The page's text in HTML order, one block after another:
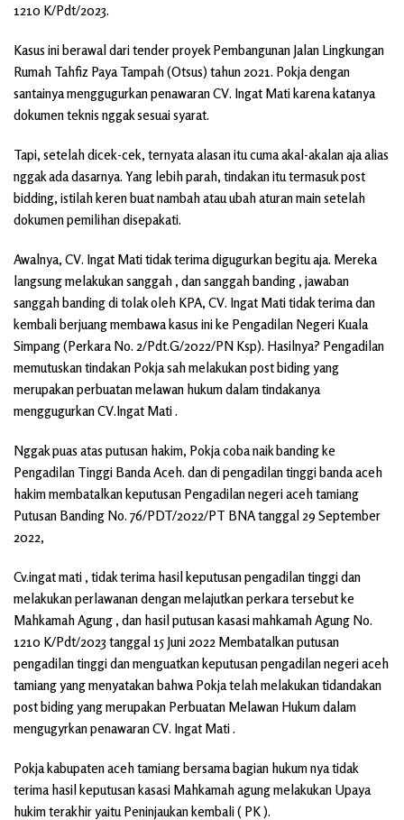
1210 K/Pdt/2023.
Kasus ini berawal dari tender proyek Pembangunan Jalan Lingkungan
Rumah Tahfiz Paya Tampah (Otsus) tahun 2021. Pokja dengan
santainya menggugurkan penawaran CV. Ingat Mati karena katanya
dokumen teknis nggak sesuai syarat.
Tapi, setelah dicek-cek, ternyata alasan itu cuma akal-akalan aja alias
nggak ada dasarnya. Yang lebih parah, tindakan itu termasuk post
bidding, istilah keren buat nambah atau ubah aturan main setelah
dokumen pemilihan disepakati.
Awalnya, CV. Ingat Mati tidak terima digugurkan begitu aja. Mereka
langsung melakukan sanggah , dan sanggah banding , jawaban
sanggah banding di tolak oleh KPA, CV. Ingat Mati tidak terima dan
kembali berjuang membawa kasus ini ke Pengadilan Negeri Kuala
Simpang (Perkara No. 2/Pdt.G/2022/PN Ksp). Hasilnya? Pengadilan
memutuskan tindakan Pokja sah melakukan post biding yang
merupakan perbuatan melawan hukum dalam tindakanya
menggugurkan CV.Ingat Mati .
Nggak puas atas putusan hakim, Pokja coba naik banding ke
Pengadilan Tinggi Banda Aceh. dan di pengadilan tinggi banda aceh
hakim membatalkan keputusan Pengadilan negeri aceh tamiang
Putusan Banding No. 76/PDT/2022/PT BNA tanggal 29 September
2022,
Cv.ingat mati , tidak terima hasil keputusan pengadilan tinggi dan
melakukan perlawanan dengan melajutkan perkara tersebut ke
Mahkamah Agung , dan hasil putusan kasasi mahkamah Agung No.
1210 K/Pdt/2023 tanggal 15 Juni 2022 Membatalkan putusan
pengadilan tinggi dan menguatkan keputusan pengadilan negeri aceh
tamiang yang menyatakan bahwa Pokja telah melakukan tidandakan
post biding yang merupakan Perbuatan Melawan Hukum dalam
mengugyrkan penawaran CV. Ingat Mati .
Pokja kabupaten aceh tamiang bersama bagian hukum nya tidak
terima hasil keputusan kasasi Mahkamah agung melakukan Upaya
hukim terakhir yaitu Peninjaukan kembali ( PK ).